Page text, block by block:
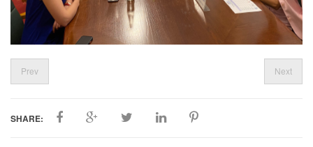
Prev Next
SHARE: